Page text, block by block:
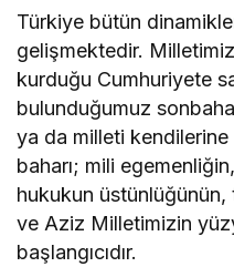
Türkiye bütün
gelişmektedir.
kurduğu Cumhuriyete
bulunduğumuz
ya da milleti
baharı; mili
hukukun
ve Aziz Milletimizin
başlangıcıdır.